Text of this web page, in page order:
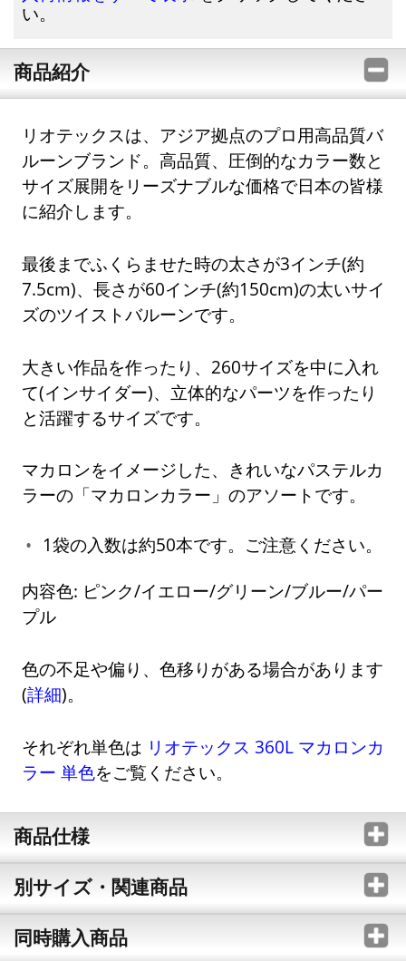
い。
商品紹介
リオテックスは、アジア拠点のプロ用高品質バ
ルーンブランド。高品質、圧倒的なカラー数と
サイズ展開をリーズナブルな価格で日本の皆様
に紹介します。
最後までふくらませた時の太さが3インチ(約
7.5cm)、長さが60インチ(約150cm)の太いサイ
ズのツイストバルーンです。
大きい作品を作ったり、260サイズを中に入れ
て(インサイダー)、立体的なパーツを作ったり
と活躍するサイズです。
マカロンをイメージした、きれいなパステルカ
ラーの「マカロンカラー」のアソートです。
1袋の入数は約50本です。ご注意ください。
内容色: ピンク/イエロー/グリーン/ブルー/パー
プル
色の不足や偏り、色移りがある場合があります
(詳細)。
それぞれ単色は リオテックス 360L マカロンカ
ラー 単色をご覧ください。
商品仕様
別サイズ・関連商品
同時購入商品